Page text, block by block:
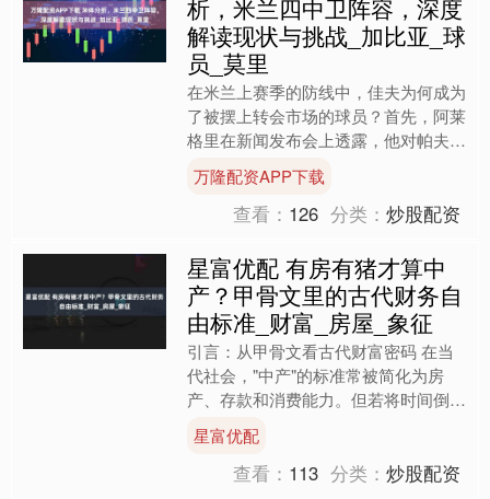
析，米兰四中卫阵容，深度
解读现状与挑战_加比亚_球
员_莫里
在米兰上赛季的防线中，佳夫为何成为
了被摆上转会市场的球员？首先，阿莱
格里在新闻发布会上透露，他对帕夫洛
维奇寄予厚望，希望通过训练评估这位
年轻后卫是否能够将其出色....
万隆配资APP下载
查看： 126 分类：炒股配资
星富优配 有房有猪才算中
产？甲骨文里的古代财务自
由标准_财富_房屋_象征
引言：从甲骨文看古代财富密码 在当
代社会，"中产"的标准常被简化为房
产、存款和消费能力。但若将时间倒回
三千多年前的商朝，人们如何定义"财
务自由"？甲骨文作为中国....
星富优配
查看： 113 分类：炒股配资